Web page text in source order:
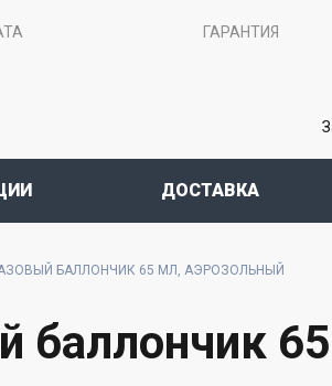
ГАРАНТИЯ
ДОСТАВКА
БАЛЛОНЧИК 65 МЛ, АЭРОЗОЛЬНЫЙ
баллончик